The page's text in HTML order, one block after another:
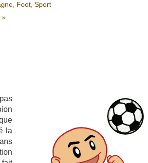
Foot Sport
»
la